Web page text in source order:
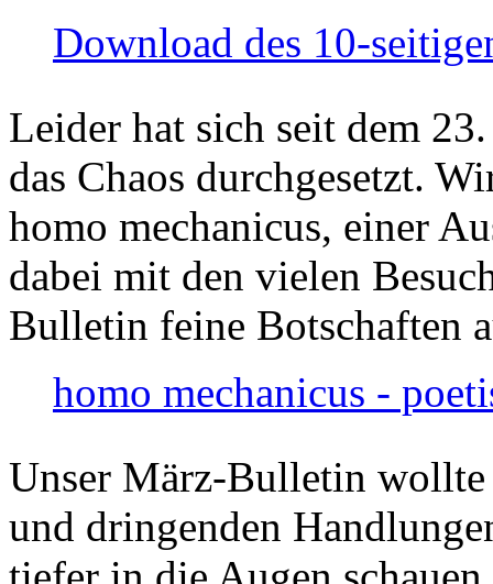
Download des 10-
Leider hat sich seit dem
das Chaos durchgesetzt.
homo mechanicus, einer
dabei mit den vielen
Bulletin feine Botschaften
homo mechanicus -
Unser März-Bulletin
und dringenden